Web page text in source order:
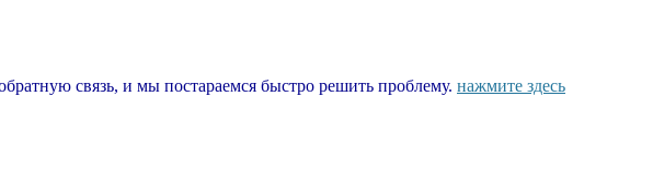
связь, и мы постараемся быстро решить проблему. нажмите здесь